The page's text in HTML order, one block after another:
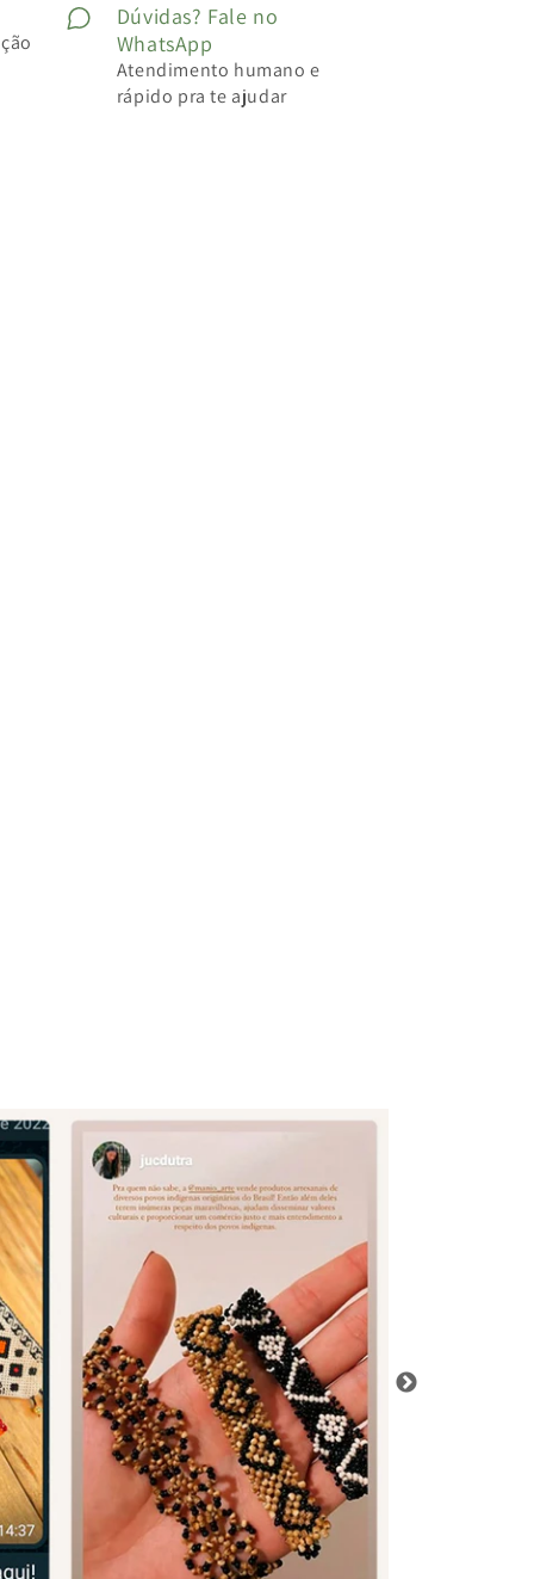
Dúvidas? Fale no
WhatsApp
Atendimento humano e
rápido pra te ajudar